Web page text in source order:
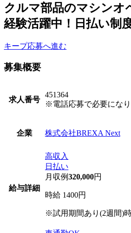
クルマ部品のマシンオ
経験活躍中！日払い制
キープ応募へ進む
募集概要
求人番号
451364
※電話応募で必要になり
企業 株式会社BREXA Next
給与詳細
高収入
日払い
月収例320,000円
時給 1400円
※試用期間あり(2週間)